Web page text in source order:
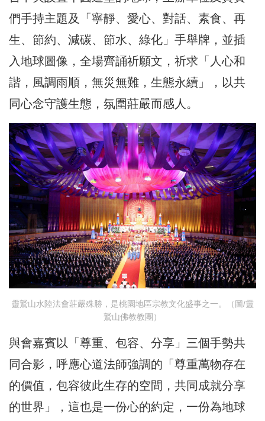
們手持主題及「寧靜、愛心、對話、素食、再
生、節約、減碳、節水、綠化」手舉牌，並插
入地球圖像，全場齊誦祈願文，祈求「人心和
諧，風調雨順，無災無難，生態永續」，以共
同心念守護生態，氛圍莊嚴而感人。
靈鷲山水陸法會莊嚴殊勝，是桃園地區宗教文化盛事之一。（圖/靈
鷲山佛教教團）
與會嘉賓以「尊重、包容、分享」三個手勢共
同合影，呼應心道法師強調的「尊重萬物存在
的價值，包容彼此生存的空間，共同成就分享
的世界」，這也是一份心的約定，一份為地球